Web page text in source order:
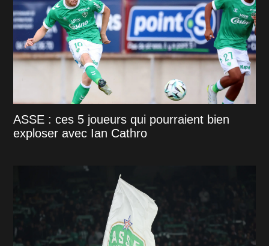
ASSE : ces 5 joueurs qui pourraient bien
exploser avec Ian Cathro